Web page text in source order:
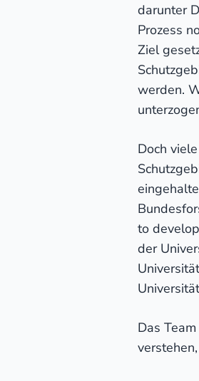
darunter
Prozess
Ziel
werden.
Doch
to
der
Das